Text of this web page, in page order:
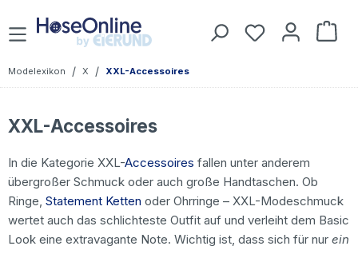
Zum Hauptinhalt springen Du hast 0
Modelexikon / X / XXL-Accessoires
XXL-Accessoires
In die Kategorie XXL-Accessoires fallen unter anderem
übergroßer Schmuck oder auch große Handtaschen. Ob
Ringe, Statement Ketten oder Ohrringe – XXL-Modeschmuck
wertet auch das schlichteste Outfit auf und verleiht dem Basic
Look eine extravagante Note. Wichtig ist, dass sich für nur ein